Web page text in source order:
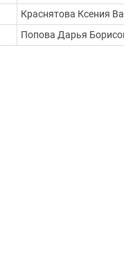
Краснятова Ксения
Попова Дарья